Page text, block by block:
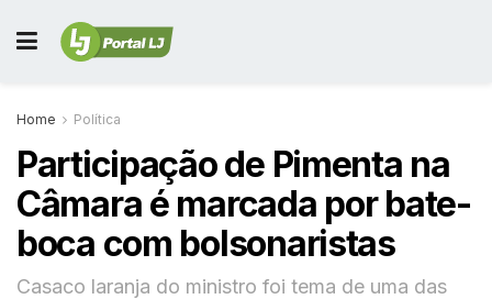
Home Política
Participação de Pimenta na
Câmara é marcada por bate-
boca com bolsonaristas
Casaco laranja do ministro foi tema de uma das